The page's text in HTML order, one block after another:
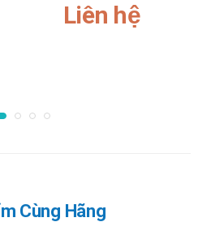
bình thường. Do kinh nghiệm lâm
vậy nên thực hiện theo dõi chặt chẽ
nên được chỉ định mỗi 6 – 8 giờ
nặng một ngày, chia thành nhiều
Liên hệ
Cùng Hãng